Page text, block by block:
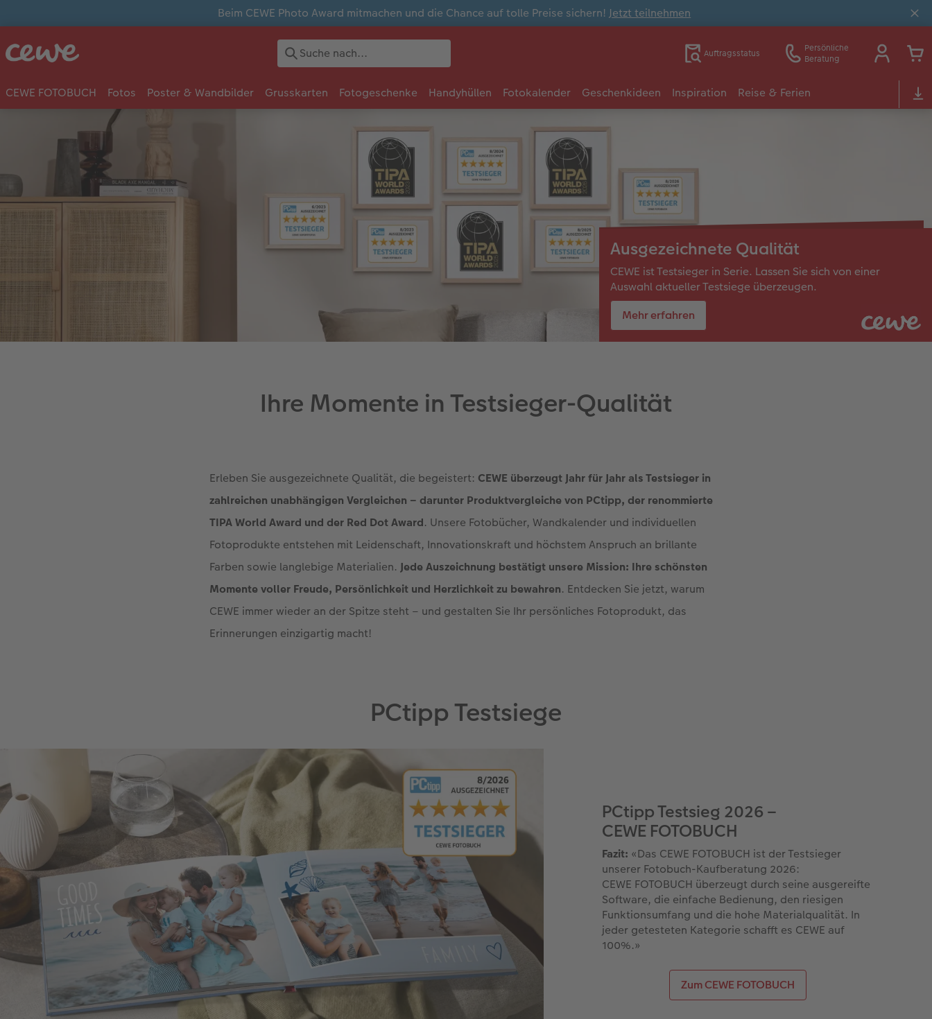
Beim CEWE Photo Award mitmachen und die Chance auf tolle Preise sichern!Jetzt teilnehmen
Auftragsstatus
Persönliche
Beratung
CEWE FOTOBUCH Fotos Poster & Wandbilder Grusskarten Fotogeschenke Handyhüllen Fotokalender Geschenkideen Inspiration Reise & Ferien
Ausgezeichnete Qualität
CEWE ist Testsieger in Serie. Lassen Sie sich von einer
Auswahl aktueller Testsiege überzeugen.
Mehr erfahren
Ihre Momente in Testsieger-Qualität
Erleben Sie ausgezeichnete Qualität, die begeistert: CEWE überzeugt Jahr für Jahr als Testsieger in
zahlreichen unabhängigen Vergleichen – darunter Produktvergleiche von PCtipp, der renommierte
TIPA World Award und der Red Dot Award. Unsere Fotobücher, Wandkalender und individuellen
Fotoprodukte entstehen mit Leidenschaft, Innovationskraft und höchstem Anspruch an brillante
Farben sowie langlebige Materialien. Jede Auszeichnung bestätigt unsere Mission: Ihre schönsten
Momente voller Freude, Persönlichkeit und Herzlichkeit zu bewahren. Entdecken Sie jetzt, warum
CEWE immer wieder an der Spitze steht – und gestalten Sie Ihr persönliches Fotoprodukt, das
Erinnerungen einzigartig macht!
PCtipp Testsiege
PCtipp Testsieg 2026 –
CEWE FOTOBUCH
Fazit: «Das CEWE FOTOBUCH ist der Testsieger
unserer Fotobuch-Kaufberatung 2026:
CEWE FOTOBUCH überzeugt durch seine ausgereifte
Software, die einfache Bedienung, den riesigen
Funktionsumfang und die hohe Materialqualität. In
jeder getesteten Kategorie schafft es CEWE auf
100%.»
Zum CEWE FOTOBUCH